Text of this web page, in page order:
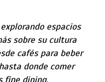
espacios
sobre su cultura
cafés para beber
donde comer
fine dining.